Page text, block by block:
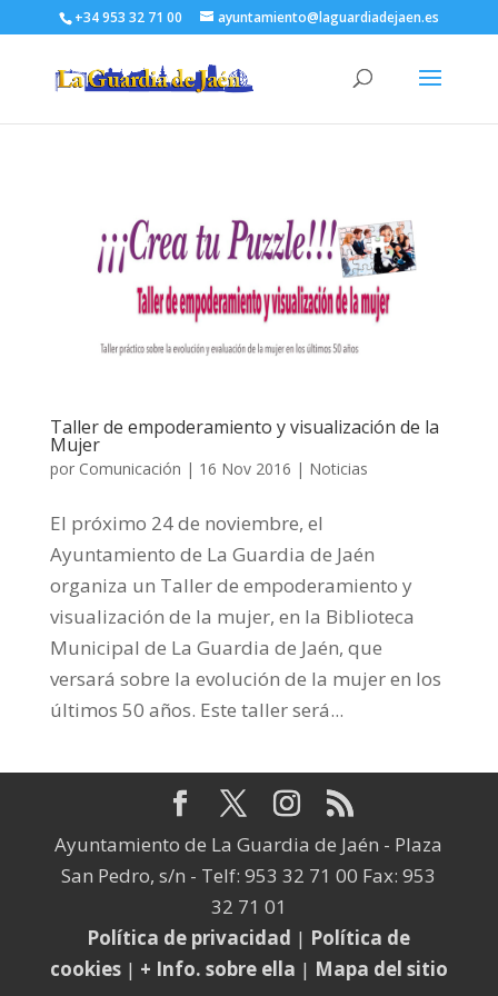
+34 953 32 71 00 ayuntamiento@laguardiadejaen.es
Taller de empoderamiento y visualización de la
Mujer
por Comunicación | 16 Nov 2016 | Noticias
El próximo 24 de noviembre, el
Ayuntamiento de La Guardia de Jaén
organiza un Taller de empoderamiento y
visualización de la mujer, en la Biblioteca
Municipal de La Guardia de Jaén, que
versará sobre la evolución de la mujer en los
últimos 50 años. Este taller será...
Ayuntamiento de La Guardia de Jaén - Plaza
San Pedro, s/n - Telf: 953 32 71 00 Fax: 953
32 71 01
Política de privacidad | Política de
cookies| + Info. sobre ella | Mapa del sitio